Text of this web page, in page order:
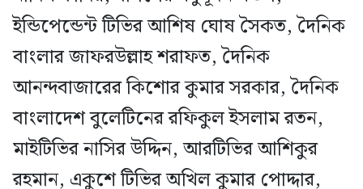
ইন্ডিপেন্ডেন্ট টিভির আশিষ ঘোষ সৈকত, দৈনিক
বাংলার জাফরউল্লাহ শরাফত, দৈনিক
আনন্দবাজারের কিশোর কুমার সরকার, দৈনিক
বাংলাদেশ বুলেটিনের রফিকুল ইসলাম রতন,
মাইটিভির নাসির উদ্দিন, আরটিভির আশিকুর
রহমান, একুশে টিভির অখিল কুমার পোদ্দার,